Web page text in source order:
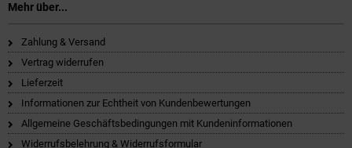
Mehr über...
Zahlung & Versand
Vertrag widerrufen
Lieferzeit
Informationen zur Echtheit von Kundenbewertungen
Allgemeine Geschäftsbedingungen mit Kundeninformationen
Widerrufsbelehrung & Widerrufsformular